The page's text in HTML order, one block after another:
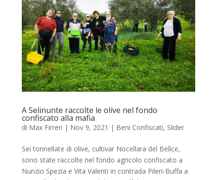
A Selinunte raccolte le olive nel fondo
confiscato alla mafia
di Max Firreri | Nov 9, 2021 | Beni Confiscati, Slider
Sei tonnellate di olive, cultivar Nocellara del Belìce,
sono state raccolte nel fondo agricolo confiscato a
Nunzio Spezia e Vita Valenti in contrada Pileri-Buffa a